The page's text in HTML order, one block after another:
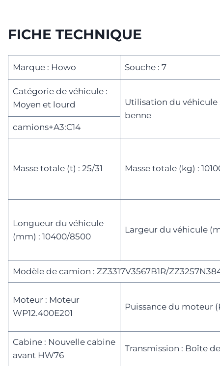
FICHE TECHNIQUE​
Marque : Howo Souche : 7
Catégorie de véhicule :
Moyen et lourd
Utilisation du véhicule
benne
camions+A3:C14
Masse totale (t) : 25/31 Masse totale (kg) :
Longueur du véhicule
(mm) : 10400/8500
Largeur du véhicule
Modèle de camion : ZZ3317V3567B1R/
Moteur : Moteur
WP12.400E201
Puissance du moteur
Cabine : Nouvelle cabine
avant HW76
Transmission : Boîte